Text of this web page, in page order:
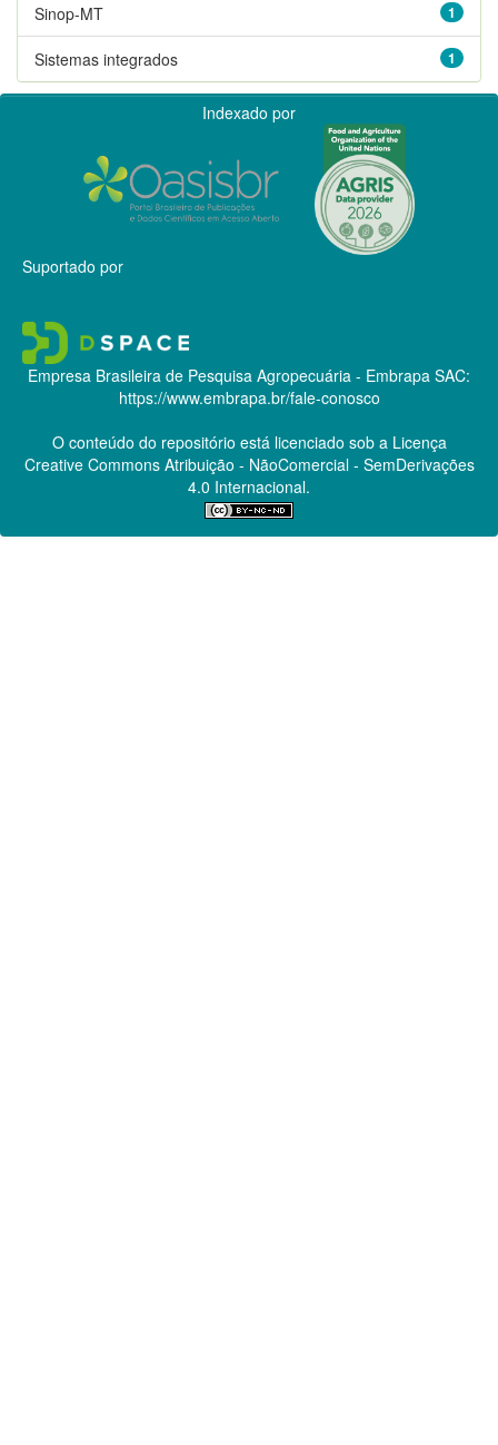
1
Sinop-MT
1
Sistemas integrados
Indexado por
Suportado por
Empresa Brasileira de Pesquisa Agropecuária - Embrapa SAC:
https://www.embrapa.br/fale-conosco
O conteúdo do repositório está licenciado sob a Licença
Creative CommonsAtribuição - NãoComercial - SemDerivações
4.0 Internacional.